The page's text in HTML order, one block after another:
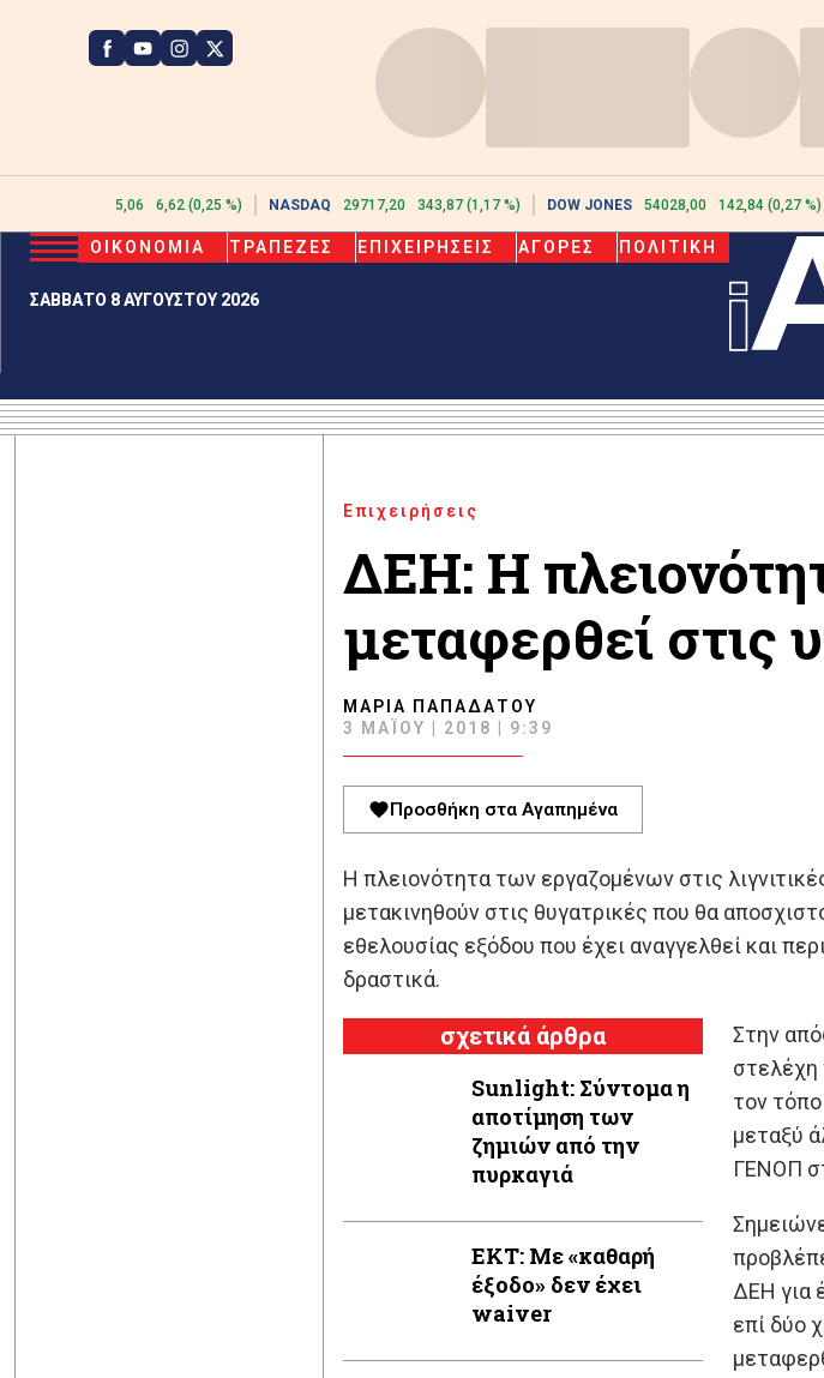
2615,06 6,62 (0,25 %) NASDAQ 29717,20 343,87 (1,17 %) DOW JONES 54028,00 142,84 (0,27 %)
ΣΑΒΒΑΤΟ 8 ΑΥΓΟΥΣΤΟΥ 2026
ΟΙΚΟΝΟΜΙΑ ΤΡΑΠΕΖΕΣ ΕΠΙΧΕΙΡΗΣΕΙΣ ΑΓΟΡΕΣ ΠΟΛΙΤΙΚΗ
Επιχειρήσεις
ΔΕΗ: Η
μεταφερθεί στις
ΜΑΡΊΑ ΠΑΠΑΔΆΤΟΥ
3 ΜΑΪ́ΟΥ | 2018 | 9:39
Προσθήκη στα Αγαπημένα
Η πλειονότητα των εργαζομένων στις
μετακινηθούν στις θυγατρικές που θα
εθελουσίας εξόδου που έχει αναγγελθεί και
δραστικά.
σχετικά άρθρα
Sunlight: Σύντομα η
αποτίμηση των
ζημιών από την
πυρκαγιά
EKT: Με «καθαρή
έξοδο» δεν έχει
waiver
Στην
στελέχη
τον
μεταξύ
ΓΕΝΟΠ
ΔΕΗ για
επί δύο